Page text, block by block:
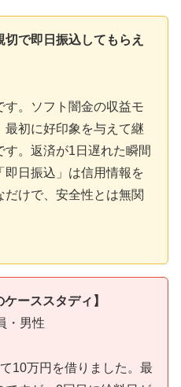
切で即日振込してもらえ
す。ソフト闇金の収益モ
最初に好印象を与えて継
。返済が1日遅れた瞬間
日振込」は信用情報を
けで、安全性とは無関
ーススタディ】
・男性
10万円を借りました。最